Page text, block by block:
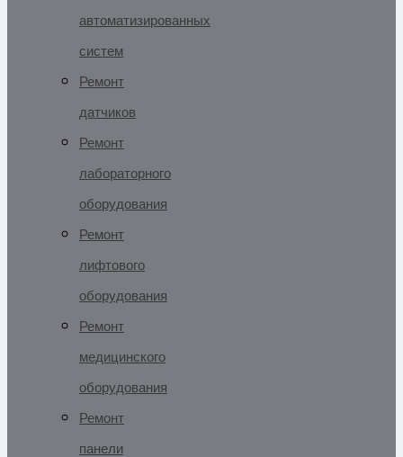
автоматизированных
систем
Ремонт
датчиков
Ремонт
лабораторного
оборудования
Ремонт
лифтового
оборудования
Ремонт
медицинского
оборудования
Ремонт
панели